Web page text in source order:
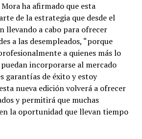
ha afirmado que esta
de la estrategia que desde el
llevando a cabo para ofrecer
a las desempleados, “porque
a quienes más lo
incorporarse al mercado
garantías de éxito y estoy
nueva edición volverá a ofrecer
y permitirá que muchas
la oportunidad que llevan tiempo